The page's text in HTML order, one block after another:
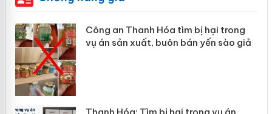
Công an Thanh Hóa tìm bị hại trong
vụ án sản xuất, buôn bán yến sào giả
Thanh Hóa: Tìm bị hại trong vụ án